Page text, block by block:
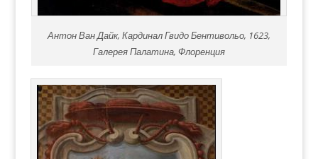
Антон Ван Дайк, Кардинал Гвидо Бентивольо, 1623,
Галерея Палатина, Флоренция